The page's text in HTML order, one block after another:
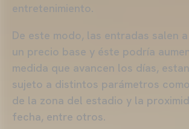
entretenimiento.
De este modo, las entradas salen
un precio base y éste podría
medida que avancen los días,
sujeto a distintos parámetros
de la zona del estadio y la
fecha, entre otros.